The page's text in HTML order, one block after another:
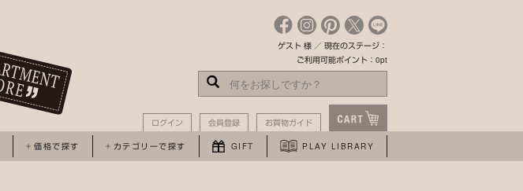
ゲスト 様 ／ 現在のステージ：
ご利用可能ポイント：0pt
ログイン 会員登録 お買物ガイド
価格で探す カテゴリーで探す GIFT PLAY LIBRARY